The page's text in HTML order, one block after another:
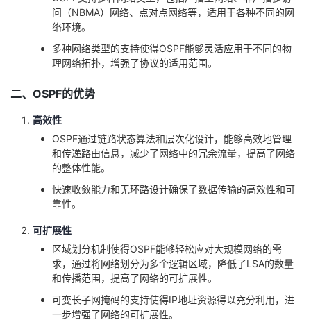
问（NBMA）网络、点对点网络等，适用于各种不同的网
络环境。
多种网络类型的支持使得OSPF能够灵活应用于不同的物
理网络拓扑，增强了协议的适用范围。
二、OSPF的优势
高效性
OSPF通过链路状态算法和层次化设计，能够高效地管理
和传递路由信息，减少了网络中的冗余流量，提高了网络
的整体性能。
快速收敛能力和无环路设计确保了数据传输的高效性和可
靠性。
可扩展性
区域划分机制使得OSPF能够轻松应对大规模网络的需
求，通过将网络划分为多个逻辑区域，降低了LSA的数量
和传播范围，提高了网络的可扩展性。
可变长子网掩码的支持使得IP地址资源得以充分利用，进
一步增强了网络的可扩展性。